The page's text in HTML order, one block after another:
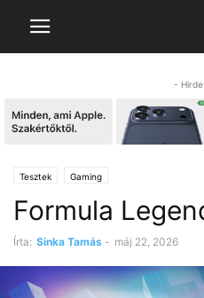
-
Tesztek Gaming
Formula
Írta: Sinka Tamás - máj 22, 2026